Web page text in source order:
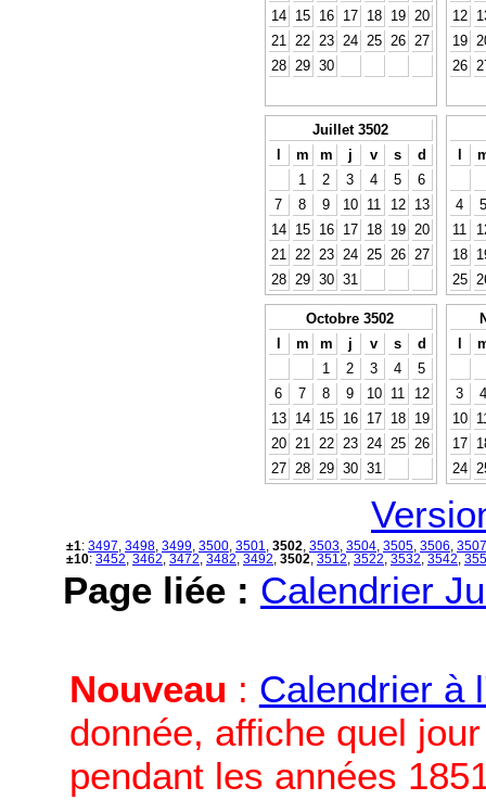
14
15 16 17 18 19
20
21
22 23 24 25 26
27
28
29 30
12
19
26
Juillet 3502
l
m m j v s
d
1
2 3 4 5
6
7
8 9 10 11 12
13
14
15 16 17 18 19
20
21
22 23 24 25 26
27
28
29 30 31
l
4
5
11
18
25
Octobre 3502
l
m m j v s
d
1
2 3 4
5
6
7 8 9 10 11
12
13
14 15 16 17 18
19
20
21 22 23 24 25
26
27
28 29 30 31
l
3
4
10
17
24
±1: 3497 3498 3499 3500 3501 3502 3503 3504 3505 3506 3507
±10: 3452 3462 3472 3482 3492 3502 3512 3522 3532 3542
Page liée : Calendrier
Nouveau : Calendrier à
donnée, affiche quel
pendant les années